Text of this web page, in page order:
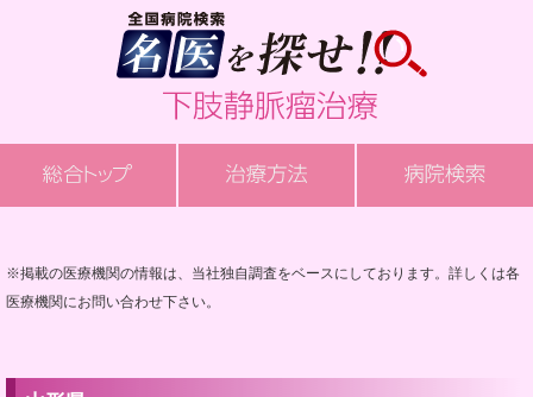
※掲載の医療機関の情報は、当社独自調査をベースにしております。詳しくは各
医療機関にお問い合わせ下さい。